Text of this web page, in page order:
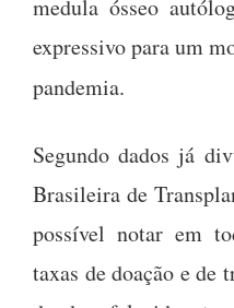
medula ósseo
expressivo para um
pandemia.
Segundo dados já
Brasileira de
possível notar em
taxas de doação e de